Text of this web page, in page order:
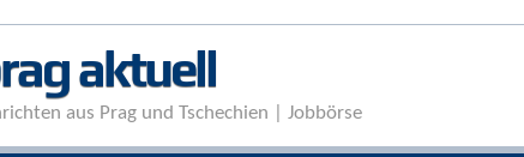
aktuell
aus Prag und Tschechien | Jobbörse